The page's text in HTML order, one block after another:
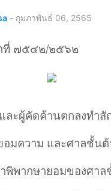
- กุมภาพันธ์ 06, 2565
ที่ ๗๕๔๒/๒๕๖๒
ละผู้คัดค้านตกลงทำ
อมความ และศาลชั้น
พิพากษายอมของศา